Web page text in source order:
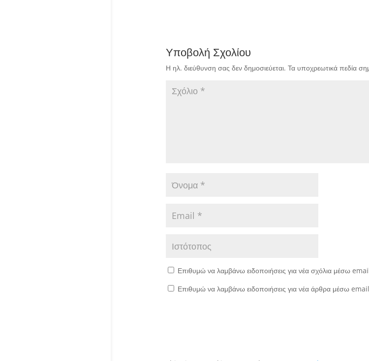
Υποβολή Σχολίου
Η ηλ. διεύθυνση σας δεν δημοσιεύεται. Τα υποχρεωτικά πεδία
Επιθυμώ να λαμβάνω ειδοποιήσεις για νέα σχόλια μέσω
Επιθυμώ να λαμβάνω ειδοποιήσεις για νέα άρθρα μέσω